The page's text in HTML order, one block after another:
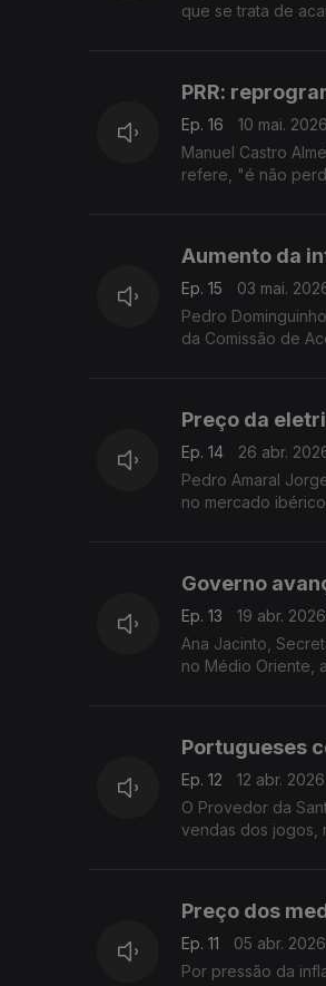
que se trata de
PRR:
Ep. 16
10 mai. 2026
Manuel Castro
refere, "é não
Aumento da
Ep. 15
03 mai.
Pedro
da Comissão de
Preço da
Ep. 14
26 abr.
Pedro Amaral
no mercado
Governo
Ep. 13
19 abr. 2026
Ana Jacinto,
no Médio Oriente,
Portugueses
Ep. 12
12 abr. 2026
O Provedor da
vendas dos jogos,
Preço dos
Ep. 11
05 abr. 2026
Por pressão da